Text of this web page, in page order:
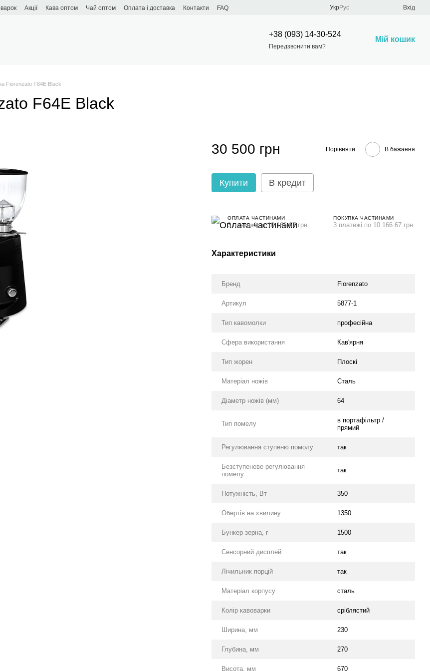
Акції Кава оптом Чай оптом Оплата і доставка Контакти
FAQ
УкрРус Вхід
+38 (093) 14-30-524
Передзвонити вам?
Мій кошик
Fiorenzato F64E Black
F64E Black
30 500 грн Порівняти В бажання
Купити В кредит
ОПЛАТА ЧАСТИНАМИ
3 платежі по 10 166.67 грн
ПОКУПКА ЧАСТИНАМИ
3 платежі по 10 166.67 грн
Характеристики
Бренд Fiorenzato
Артикул 5877-1
Тип кавомолки професійна
Сфера використання Кав'ярня
Тип жорен Плоскі
Матеріал ножів Сталь
Діаметр ножів (мм) 64
Тип помелу
в портафільтр /
прямий
Регулювання ступеню помолу так
Безступеневе регулювання
помелу
так
Потужність, Вт 350
Обертів на хвилину 1350
Бункер зерна, г 1500
Сенсорний дисплей так
Лічильник порцій так
Матеріал корпусу сталь
Колір кавоварки сріблястий
Ширина, мм 230
Глубина, мм 270
Висота, мм 670